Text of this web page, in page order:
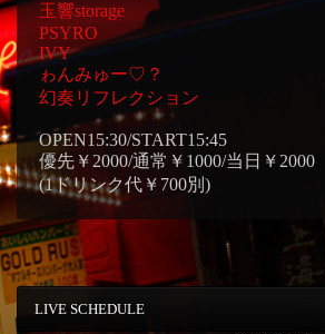
玉響storage
PSYRO
IVY
ゎんみゅー♡？
幻奏リフレクション
OPEN15:30/START15:45
優先￥2000/通常￥1000/当日￥2000
(1ドリンク代￥700別)
LIVE SCHEDULE